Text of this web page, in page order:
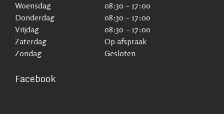
Woensdag
08:30 – 17:00
Donderdag
08:30 – 17:00
Vrijdag
08:30 – 17:00
Zaterdag
Op afspraak
Zondag
Gesloten
Facebook